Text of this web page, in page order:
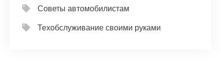
Советы автомобилистам
Техобслуживание своими руками